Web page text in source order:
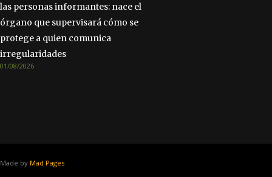
las personas informantes: nace el
órgano que supervisará cómo se
protege a quien comunica
irregularidades
01/08/2026
Made by Mad Pages